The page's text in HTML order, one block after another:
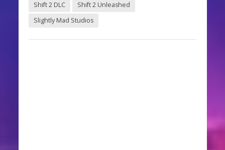
Shift 2 DLC
Shift 2 Unleashed
Slightly Mad Studios